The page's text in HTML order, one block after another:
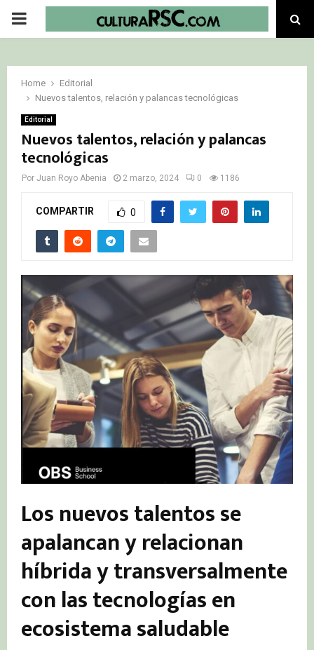
PRIMARY
Home
Editorial
Nuevos talentos, relación y palancas tecnológicas
Editorial
Nuevos talentos, relación y palancas
tecnológicas
Por Juan Royo Abenia 2 marzo, 2024 0 1186
COMPARTIR 0
Los nuevos talentos se
apalancan y relacionan
híbrida y transversalmente
con las tecnologías en
ecosistema saludable